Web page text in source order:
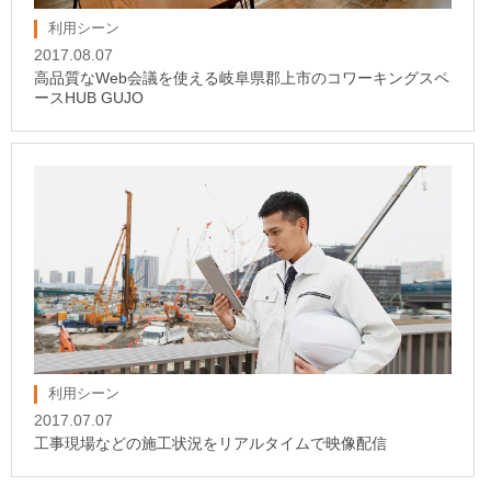
利用シーン
2017.08.07
高品質なWeb会議を使える岐阜県郡上市のコワーキングスペ
ースHUB GUJO
利用シーン
2017.07.07
工事現場などの施工状況をリアルタイムで映像配信